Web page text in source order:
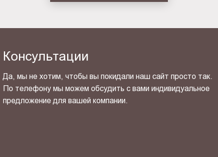
Консультации
Да, мы не хотим, чтобы вы покидали наш сайт просто так.
По телефону мы можем обсудить с вами индивидуальное
предложение для вашей компании.
ОТПРАВИТЬ СВОЙ КОНТАКТ